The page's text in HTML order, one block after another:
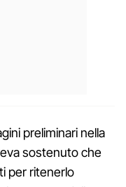
preliminari nella
sostenuto che
per ritenerlo